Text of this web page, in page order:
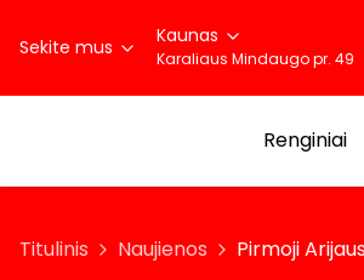
Sekite mus Kaunas
Karaliaus Mindaugo pr. 49
Renginiai
Titulinis Naujienos Pirmoji